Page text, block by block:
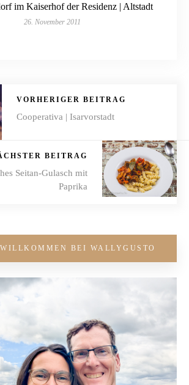
im Kaiserhof der Residenz | Altstadt
26. November 2011
VORHERIGER BEITRAG
Cooperativa | Isarvorstadt
BEITRAG
Seitan-Gulasch mit
Paprika
BEI WALLYGUSTO